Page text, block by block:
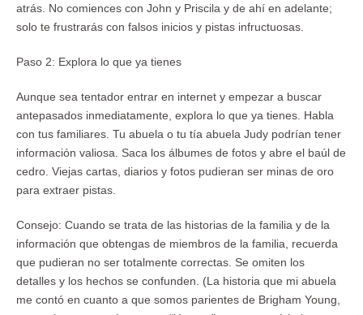
atrás. No comiences con John y Priscila y de ahí en adelante;
solo te frustrarás con falsos inicios y pistas infructuosas.
Paso 2: Explora lo que ya tienes
Aunque sea tentador entrar en internet y empezar a buscar
antepasados inmediatamente, explora lo que ya tienes. Habla
con tus familiares. Tu abuela o tu tía abuela Judy podrían tener
información valiosa. Saca los álbumes de fotos y abre el baúl de
cedro. Viejas cartas, diarios y fotos pudieran ser minas de oro
para extraer pistas.
Consejo: Cuando se trata de las historias de la familia y de la
información que obtengas de miembros de la familia, recuerda
que pudieran no ser totalmente correctas. Se omiten los
detalles y los hechos se confunden. (La historia que mi abuela
me contó en cuanto a que somos parientes de Brigham Young,